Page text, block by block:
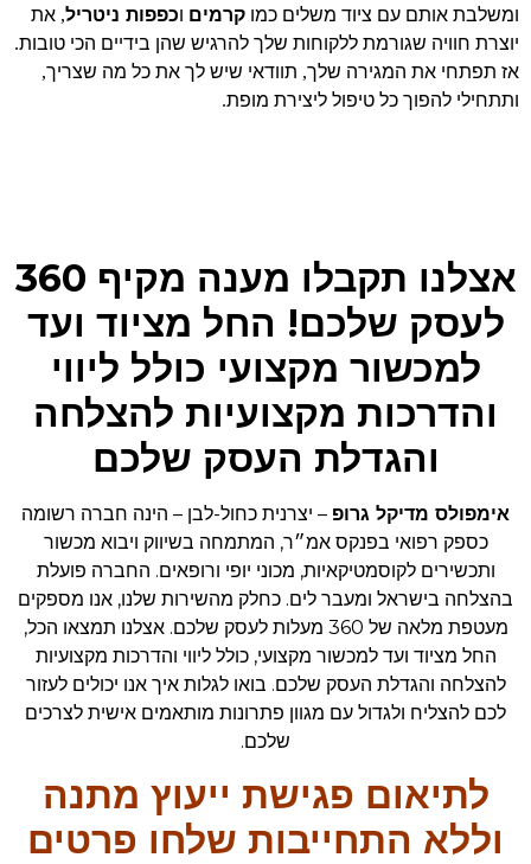
ומשלבת אותם עם ציוד משלים כמו קרמים וכפפות ניטריל, את
יוצרת חוויה שגורמת ללקוחות שלך להרגיש שהן בידיים הכי טובות.
אז תפתחי את המגירה שלך, תוודאי שיש לך את כל מה שצריך,
ותתחילי להפוך כל טיפול ליצירת מופת.
אצלנו תקבלו מענה מקיף 360
לעסק שלכם! החל מציוד ועד
למכשור מקצועי כולל ליווי
והדרכות מקצועיות להצלחה
והגדלת העסק שלכם
אימפולס מדיקל גרופ – יצרנית כחול-לבן – הינה חברה רשומה
כספק רפואי בפנקס אמ״ר, המתמחה בשיווק ויבוא מכשור
ותכשירים לקוסמטיקאיות, מכוני יופי ורופאים. החברה פועלת
בהצלחה בישראל ומעבר לים. כחלק מהשירות שלנו, אנו מספקים
מעטפת מלאה של 360 מעלות לעסק שלכם. אצלנו תמצאו הכל,
החל מציוד ועד למכשור מקצועי, כולל ליווי והדרכות מקצועיות
להצלחה והגדלת העסק שלכם. בואו לגלות איך אנו יכולים לעזור
לכם להצליח ולגדול עם מגוון פתרונות מותאמים אישית לצרכים
שלכם.
לתיאום פגישת ייעוץ מתנה
וללא התחייבות שלחו פרטים